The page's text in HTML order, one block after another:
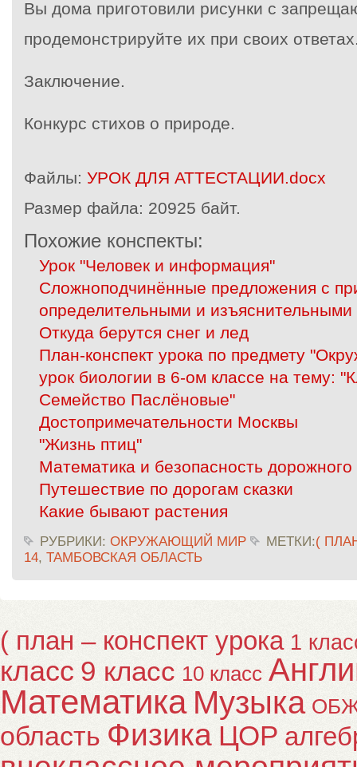
Вы дома приготовили рисунки с
продемонстрируйте их при своих
Заключение.
Конкурс стихов о природе.
Файлы: УРОК ДЛЯ АТТЕСТАЦИИ.docx
Размер файла: 20925 байт.
Похожие конспекты:
Урок "Человек и информация"
Сложноподчинённые предложения с
определительными и изъяснительными
Откуда берутся снег и лед
План-конспект урока по предмету
урок биологии в 6-ом классе на тему:
Семейство Паслёновые"
Достопримечательности Москвы
"Жизнь птиц"
Математика и безопасность
Путешествие по дорогам сказки
Какие бывают растения
РУБРИКИ: ОКРУЖАЮЩИЙ МИР МЕТКИ:(
14, ТАМБОВСКАЯ ОБЛАСТЬ
( план – конспект урока 1
класс 9 класс 10 класс
Математика Музыка
область Физика ЦОР